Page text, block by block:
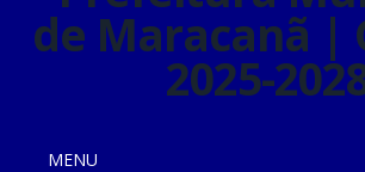
MENU